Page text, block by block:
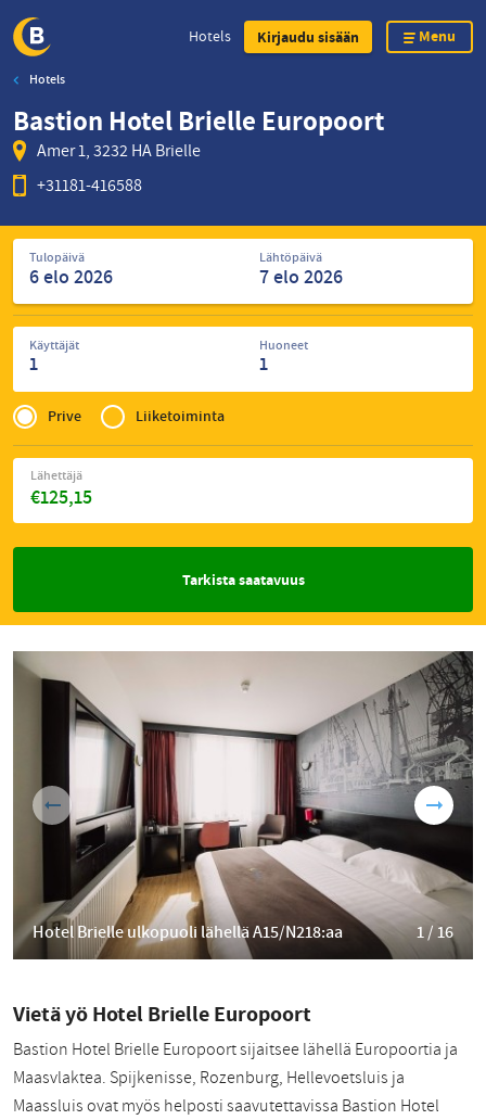
Skip
main
content
Hotels Kirjaudu sisään Menu
Hotels
Bastion Hotel Brielle Europoort
Amer 1, 3232 HA Brielle
+31181-416588
Etsi
hotelleja
Tulopäivä Lähtöpäivä
Käyttäjät
1
Huoneet
1
Privé
of
Zakelijk
Prive Liiketoiminta
€125,15
Lähettäjä
Tarkista saatavuus
Hotel Brielle ulkopuoli lähellä A15/N218:aa 1 / 16
Vietä yö Hotel Brielle Europoort
Bastion Hotel Brielle Europoort sijaitsee lähellä Europoortia ja
Maasvlaktea. Spijkenisse, Rozenburg, Hellevoetsluis ja
Maassluis ovat myös helposti saavutettavissa Bastion Hotel